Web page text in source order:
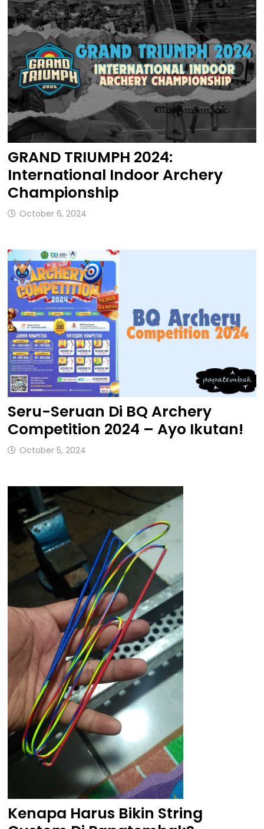
GRAND TRIUMPH 2024:
International Indoor Archery
Championship
October 6, 2024
Seru-Seruan Di BQ Archery
Competition 2024 – Ayo Ikutan!
October 5, 2024
Kenapa Harus Bikin String